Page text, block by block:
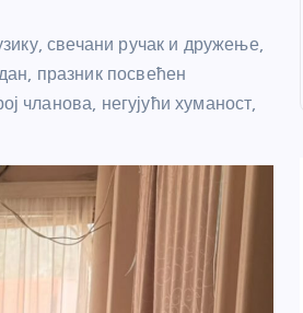
свечани ручак и дружење,
празник посвећен
негујући хуманост,